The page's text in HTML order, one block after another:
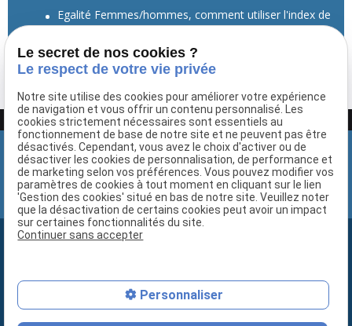
Egalité Femmes/hommes, comment utiliser l'index de
calcul ? Quelles obligations ?
Voir toutes les actualités
Google Adsense est désactivé. Autoriser
Newsletter
Copyright © 2019-2020 Droit-travail-france.fr. Tous droits réservés.
Le secret de nos cookies ?
Le respect de votre vie privée
Notre site utilise des cookies pour améliorer votre expérience
de navigation et vous offrir un contenu personnalisé. Les
cookies strictement nécessaires sont essentiels au
fonctionnement de base de notre site et ne peuvent pas être
désactivés. Cependant, vous avez le choix d'activer ou de
désactiver les cookies de personnalisation, de performance et
de marketing selon vos préférences. Vous pouvez modifier vos
paramètres de cookies à tout moment en cliquant sur le lien
'Gestion des cookies' situé en bas de notre site. Veuillez noter
que la désactivation de certains cookies peut avoir un impact
sur certaines fonctionnalités du site.
Continuer sans accepter
Personnaliser